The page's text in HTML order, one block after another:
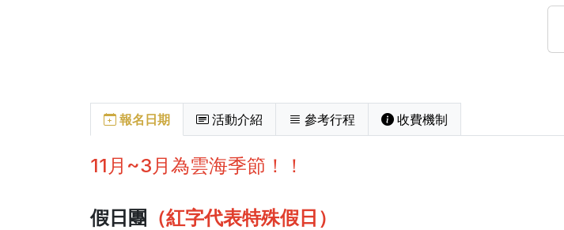
報名日期 活動介紹 參考行程 收費機制
11月~3月為雲海季節！！
假日團 （紅字代表特殊假日）